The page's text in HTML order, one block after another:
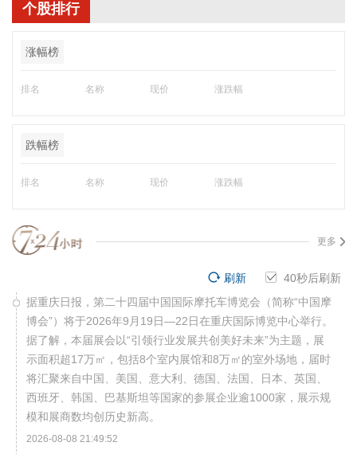
个股排行
涨幅榜
排名 名称 现价 涨跌幅
跌幅榜
排名 名称 现价 涨跌幅
更多
39秒后刷新
刷新
据重庆日报，第二十四届中国国际摩托车博览会（简称“中国摩
博会”）将于2026年9月19日—22日在重庆国际博览中心举行。
据了解，本届展会以“引领行业发展共创美好未来”为主题，展
示面积超17万㎡，包括8个室内展馆和8万㎡的室外场地，届时
将汇聚来自中国、美国、意大利、德国、法国、日本、英国、
西班牙、韩国、巴基斯坦等国家的参展企业逾1000家，展示规
模和展商数均创历史新高。
2026-08-08 21:49:52